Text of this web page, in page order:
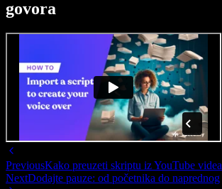
govora
PreviousKako preuzeti skriptu iz YouTube videa
NextDodajte pauze: od početnika do naprednog